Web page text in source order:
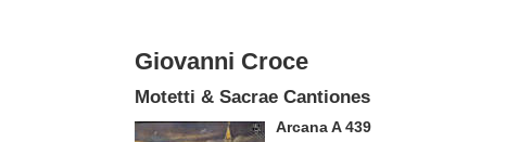
Giovanni Croce
Motetti & Sacrae Cantiones
Arcana A 439